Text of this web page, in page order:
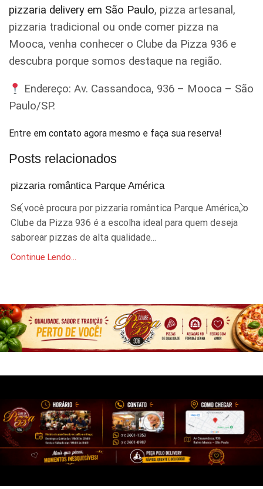
pizzaria delivery em São Paulo, pizza artesanal,
pizzaria tradicional ou onde comer pizza na
Mooca, venha conhecer o Clube da Pizza 936 e
descubra porque somos destaque na região.
Endereço: Av. Cassandoca, 936 – Mooca – São
Paulo/SP.
Entre em contato agora mesmo e faça sua reserva!
Posts relacionados
pizzaria romântica Parque América
Se você procura por pizzaria romântica Parque América, o
Clube da Pizza 936 é a escolha ideal para quem deseja
saborear pizzas de alta qualidade...
Continue Lendo...